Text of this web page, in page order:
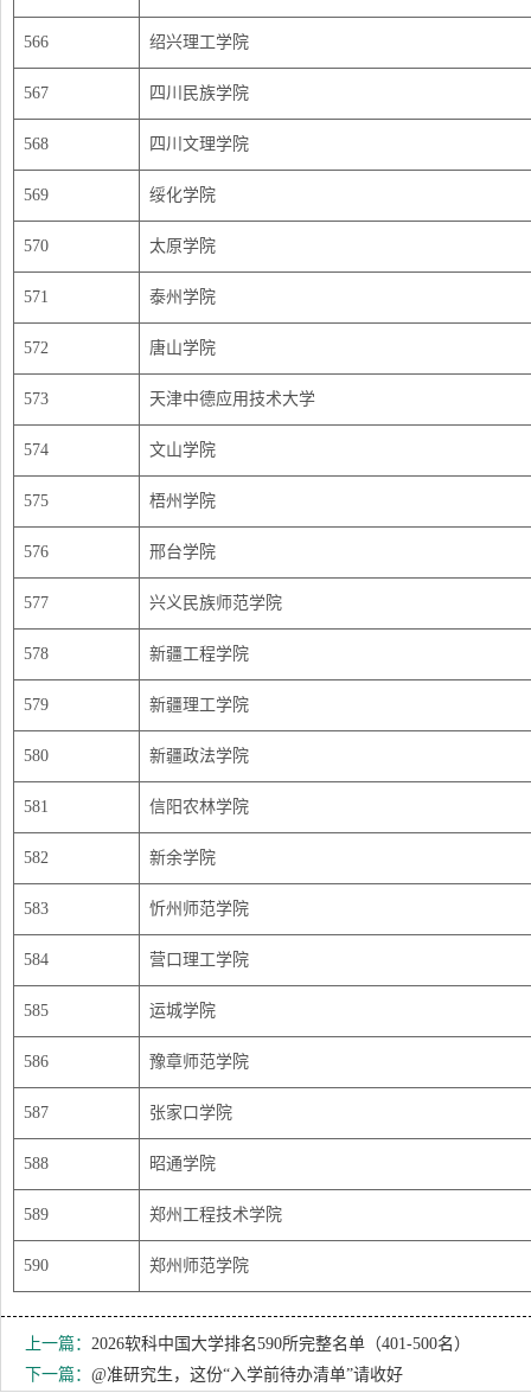
566 绍兴理工学院
567 四川民族学院
568 四川文理学院
569 绥化学院
570 太原学院
571 泰州学院
572 唐山学院
573 天津中德应用技术大学
574 文山学院
575 梧州学院
576 邢台学院
577 兴义民族师范学院
578 新疆工程学院
579 新疆理工学院
580 新疆政法学院
581 信阳农林学院
582 新余学院
583 忻州师范学院
584 营口理工学院
585 运城学院
586 豫章师范学院
587 张家口学院
588 昭通学院
589 郑州工程技术学院
590 郑州师范学院
上一篇： 2026软科中国大学排名590所完整名单（401-500名）
下一篇： @准研究生，这份“入学前待办清单”请收好